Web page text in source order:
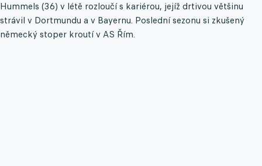
Hummels (36) v létě rozloučí s kariérou, jejíž drtivou většinu
strávil v Dortmundu a v Bayernu. Poslední sezonu si zkušený
německý stoper kroutí v AS Řím.